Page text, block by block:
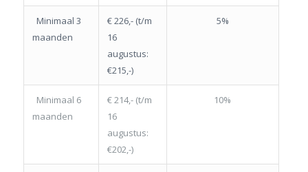
Minimaal 3
maanden
€ 226,- (t/m
16
augustus:
€215,-)
5%
Minimaal 6
maanden
€ 214,- (t/m
16
augustus:
€202,-)
10%